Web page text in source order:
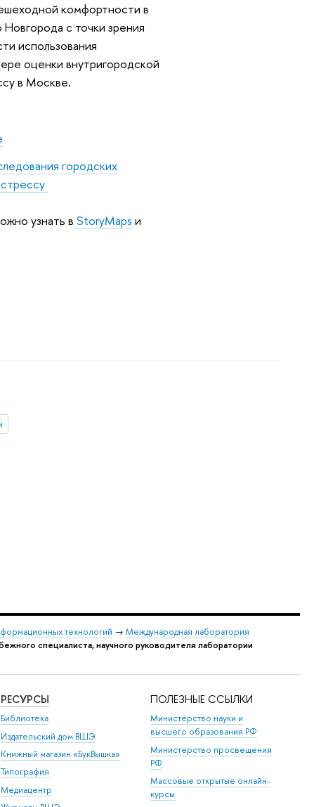
комфортности в
с точки зрения
использования
оценки внутригородской
в Москве.
городских
узнать в StoryMaps и
технологий → Международная лаборатория
специалиста, научного руководителя лаборатории
РЕСУРСЫ
Библиотека
Издательский дом ВШЭ
Книжный магазин «БукВышка»
Типография
Медиацентр
ПОЛЕЗНЫЕ ССЫЛКИ
Министерство науки и
высшего образования РФ
Министерство просвещения
РФ
Массовые открытые онлайн-
курсы